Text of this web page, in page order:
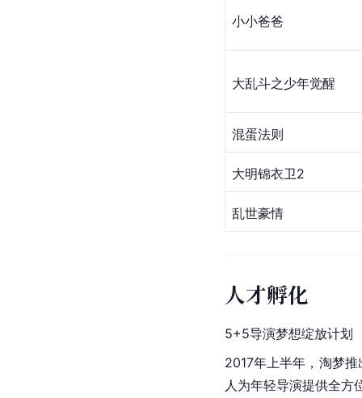
小小爸爸
大乱斗之少年觉醒
混蛋法则
大明锦衣卫2
乱世豪情
人才孵化
5+5导演梦想绽放计划
2017年上半年，淘梦
人为年轻导演提供全方